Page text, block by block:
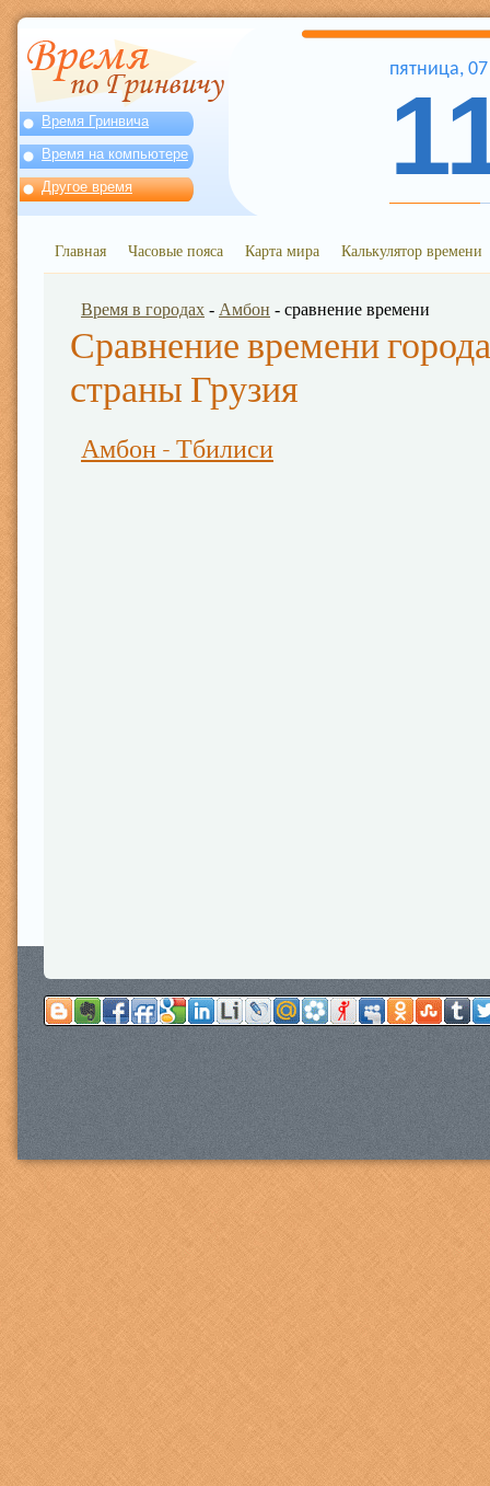
Время Гринвича
Время на компьютере
Другое время
пятница, 07
Главная Часовые пояса Карта мира Калькулятор времени
Время в городах - Амбон - сравнение времени
Сравнение времени
страны Грузия
Амбон - Тбилиси